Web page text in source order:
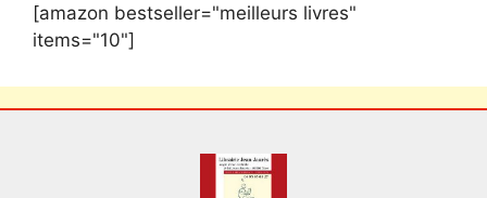
[amazon bestseller="meilleurs livres"
items="10"]